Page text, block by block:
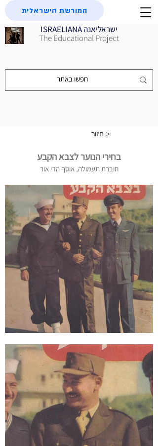
ISRAELIANA ישראליאנה
The Educational Project
המורשת הישראלית
חזור >
בחירי הנוער לצבא הקבע
חוברת תעמולה, אוסף הדי אור